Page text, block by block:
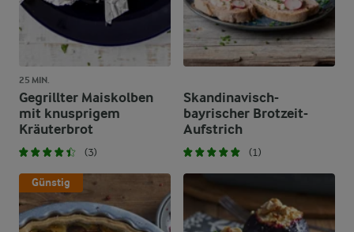
25 MIN.
Gegrillter Maiskolben
mit knusprigem
Kräuterbrot
(3)
Skandinavisch-
bayrischer Brotzeit-
Aufstrich
(1)
Günstig